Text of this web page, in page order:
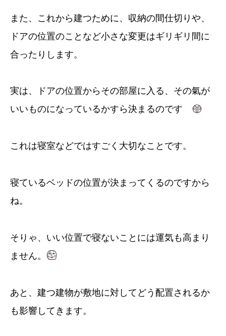
また、これから建つために、収納の間仕切りや、
ドアの位置のことなど小さな変更はギリギリ間に
合ったりします。
実は、ドアの位置からその部屋に入る、その氣が
いいものになっているかすら決まるのです
これは寝室などではすごく大切なことです。
寝ているベッドの位置が決まってくるのですから
ね。
そりゃ、いい位置で寝ないことには運気も高まり
ません。
あと、建つ建物が敷地に対してどう配置されるか
も影響してきます。